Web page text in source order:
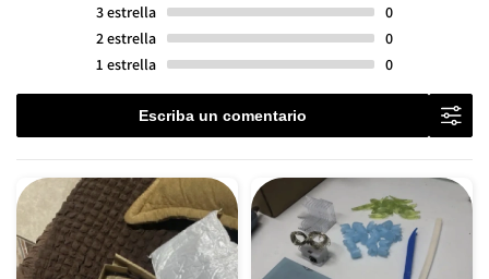
3estrella
0
2estrella
0
1 estrella 0
Escriba un comentario